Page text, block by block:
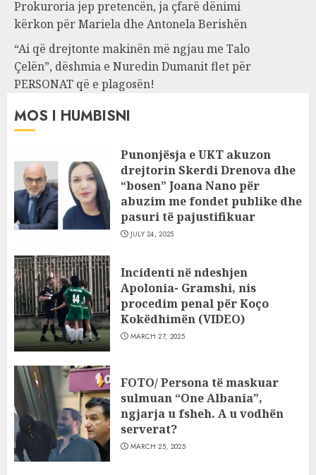
Prokuroria jep pretencën, ja çfarë dënimi
kërkon për Mariela dhe Antonela Berishën
“Ai që drejtonte makinën më ngjau me Talo
Çelën”, dëshmia e Nuredin Dumanit flet për
PERSONAT që e plagosën!
MOS I HUMBISNI
Punonjësja e UKT akuzon
drejtorin Skerdi Drenova dhe
“bosen” Joana Nano për
abuzim me fondet publike dhe
pasuri të pajustifikuar
JULY 24, 2025
Incidenti në ndeshjen
Apolonia- Gramshi, nis
procedim penal për Koço
Kokëdhimën (VIDEO)
MARCH 27, 2025
FOTO/ Persona të maskuar
sulmuan “One Albania”,
ngjarja u fsheh. A u vodhën
serverat?
MARCH 25, 2025